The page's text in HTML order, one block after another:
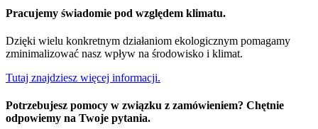
Pracujemy świadomie pod względem klimatu.
Dzięki wielu konkretnym działaniom ekologicznym pomagamy
zminimalizować nasz wpływ na środowisko i klimat.
Tutaj znajdziesz więcej informacji.
Potrzebujesz pomocy w związku z zamówieniem? Chętnie
odpowiemy na Twoje pytania.